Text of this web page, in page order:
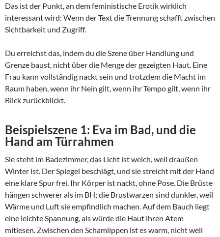
Das ist der Punkt, an dem feministische Erotik wirklich
interessant wird: Wenn der Text die Trennung schafft zwischen
Sichtbarkeit und Zugriff.
Du erreichst das, indem du die Szene über Handlung und
Grenze baust, nicht über die Menge der gezeigten Haut. Eine
Frau kann vollständig nackt sein und trotzdem die Macht im
Raum haben, wenn ihr Nein gilt, wenn ihr Tempo gilt, wenn ihr
Blick zurückblickt.
Beispielszene 1: Eva im Bad, und die
Hand am Türrahmen
Sie steht im Badezimmer, das Licht ist weich, weil draußen
Winter ist. Der Spiegel beschlägt, und sie streicht mit der Hand
eine klare Spur frei. Ihr Körper ist nackt, ohne Pose. Die Brüste
hängen schwerer als im BH; die Brustwarzen sind dunkler, weil
Wärme und Luft sie empfindlich machen. Auf dem Bauch liegt
eine leichte Spannung, als würde die Haut ihren Atem
mitlesen. Zwischen den Schamlippen ist es warm, nicht weil